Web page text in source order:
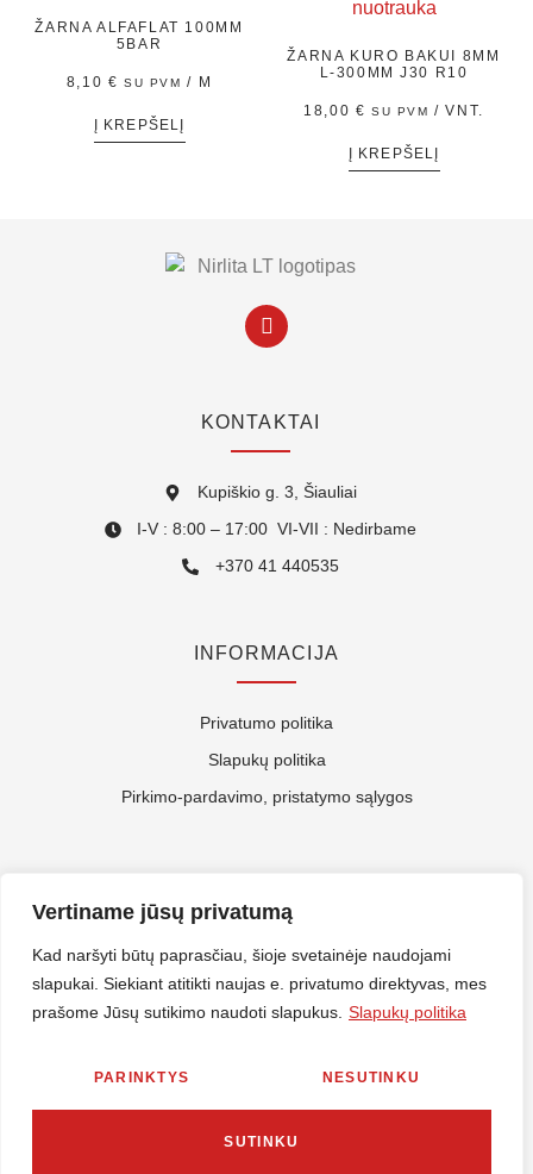
Vertiname jūsų privatumą
Kad naršyti būtų paprasčiau, šioje svetainėje naudojami
slapukai. Siekiant atitikti naujas e. privatumo direktyvas, mes
prašome Jūsų sutikimo naudoti slapukus. Slapukų politika
PARINKTYS NESUTINKU
SUTINKU
ŽARNA ALFAFLAT 100MM
5BAR
8,10 € SU PVM / M
Į KREPŠELĮ
ŽARNA KURO BAKUI 8MM
L-300MM J30 R10
18,00 € SU PVM / VNT.
Į KREPŠELĮ
KONTAKTAI
Kupiškio g. 3, Šiauliai
I-V : 8:00 – 17:00 VI-VII : Nedirbame
+370 41 440535
INFORMACIJA
Privatumo politika
Slapukų politika
Pirkimo-pardavimo, pristatymo sąlygos
Kontaktai
Rekvizitai
ES Parama
© 2026 Nirlitalt.lt Visos teisės saugomos. Sprendimas